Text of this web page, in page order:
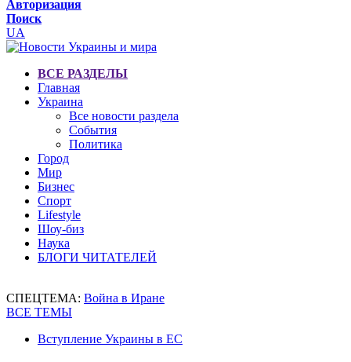
Авторизация
Поиск
UA
ВСЕ РАЗДЕЛЫ
Главная
Украина
Все новости раздела
События
Политика
Город
Мир
Бизнес
Спорт
Lifestyle
Шоу-биз
Наука
БЛОГИ ЧИТАТЕЛЕЙ
СПЕЦТЕМА: Война в Иране
ВСЕ ТЕМЫ
Вступление Украины в ЕС